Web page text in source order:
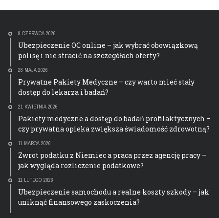
9 CZERWCA 2026
Ubezpieczenie OC online – jak wybrać obowiązkową
polisę i nie stracić na szczegółach oferty?
28 MAJA 2026
Prywatne Pakiety Medyczne – czy warto mieć stały
dostęp do lekarza i badań?
21 KWIETNIA 2026
Pakiety medyczne a dostęp do badań profilaktycznych –
czy prywatna opieka zwiększa świadomość zdrowotną?
11 MARCA 2026
Zwrot podatku z Niemiec a praca przez agencję pracy –
jak wygląda rozliczenie podatkowe?
11 LUTEGO 2026
Ubezpieczenie samochodu a realne koszty szkody – jak
uniknąć finansowego zaskoczenia?